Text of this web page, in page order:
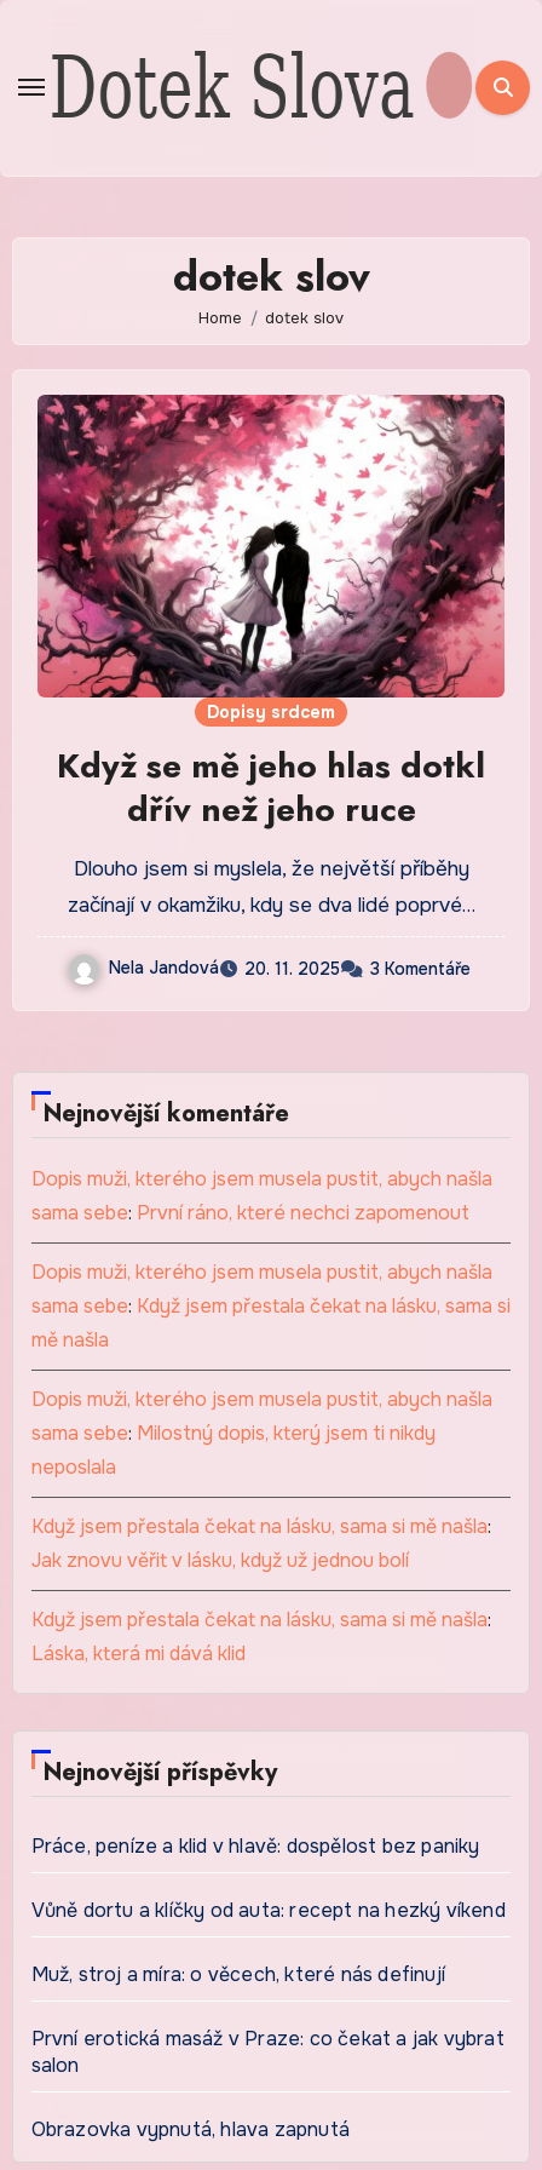
content
dotek slov
Home dotek slov
Dopisy srdcem
Když se mě jeho hlas dotkl
dřív než jeho ruce
Dlouho jsem si myslela, že největší příběhy
začínají v okamžiku, kdy se dva lidé poprvé…
Nela Jandová 20. 11. 2025 3 Komentáře
Nejnovější komentáře
Dopis muži, kterého jsem musela pustit, abych našla
sama sebe: První ráno, které nechci zapomenout
Dopis muži, kterého jsem musela pustit, abych našla
sama sebe: Když jsem přestala čekat na lásku, sama si
mě našla
Dopis muži, kterého jsem musela pustit, abych našla
sama sebe: Milostný dopis, který jsem ti nikdy
neposlala
Když jsem přestala čekat na lásku, sama si mě našla:
Jak znovu věřit v lásku, když už jednou bolí
Když jsem přestala čekat na lásku, sama si mě našla:
Láska, která mi dává klid
Nejnovější příspěvky
Práce, peníze a klid v hlavě: dospělost bez paniky
Vůně dortu a klíčky od auta: recept na hezký víkend
Muž, stroj a míra: o věcech, které nás definují
První erotická masáž v Praze: co čekat a jak vybrat
salon
Obrazovka vypnutá, hlava zapnutá